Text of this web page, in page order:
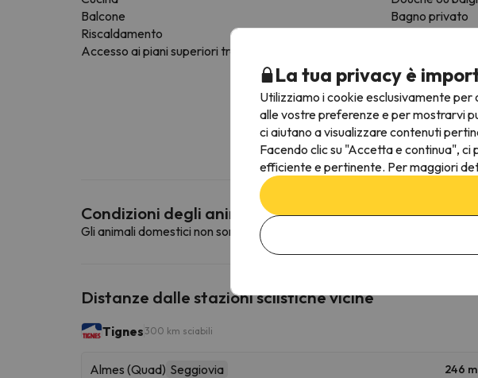
Balcone
Riscaldamento
Accesso ai piani superiori tramite ascensore
Bagno privato
Condizioni degli animali domestici
Gli animali domestici non sono ammessi in questa struttura.
Distanze dalle stazioni sciistiche vicine
Tignes 300 km sciabili
Almes (Quad) Seggiovia 246 m
La tua privacy è
Utilizziamo i cookie esclusivamente
alle vostre preferenze e per mostrarvi
ci aiutano a visualizzare contenuti
Facendo clic su "Accetta e continua",
efficiente e pertinente. Per maggiori